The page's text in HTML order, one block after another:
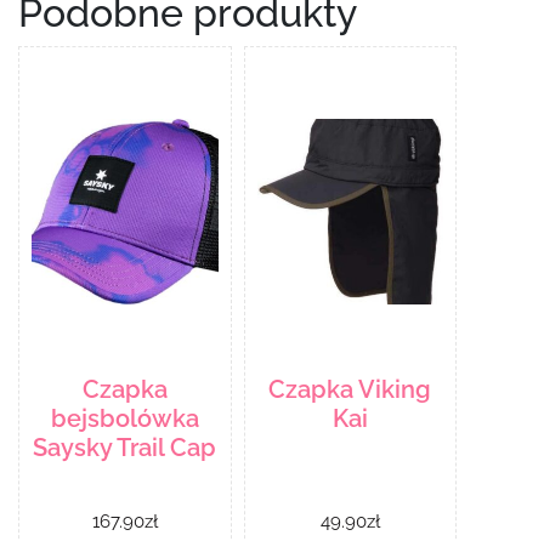
Podobne produkty
Czapka
bejsbolówka
Saysky Trail Cap
167.90zł
Czapka Viking
Kai
49.90zł